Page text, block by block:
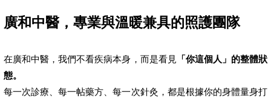
廣和中醫，專業與溫暖兼具的照護團隊
在廣和中醫，我們不看疾病本身，而是看見 「你這個人」的整體狀
態。
每一次診療、每一帖藥方、每一次針灸，都是根據你的身體量身打